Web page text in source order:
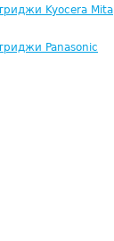
Kyocera Mita
Panasonic